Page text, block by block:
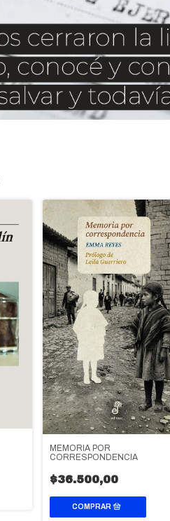
MEMORIA POR
CORRESPONDENCIA
$36.500,00